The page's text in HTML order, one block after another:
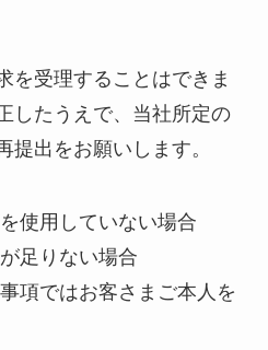
を受理することはできま
したうえで、当社所定の
提出をお願いします。
使用していない場合
足りない場合
項ではお客さまご本人を